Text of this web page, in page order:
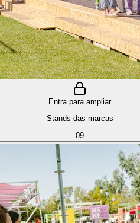
Entra para ampliar
Stands das marcas
09